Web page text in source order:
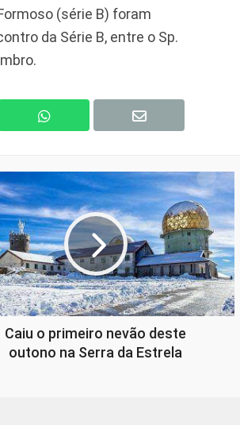
(série B) foram
da Série B, entre o Sp.
Caiu o primeiro nevão deste
outono na Serra da Estrela